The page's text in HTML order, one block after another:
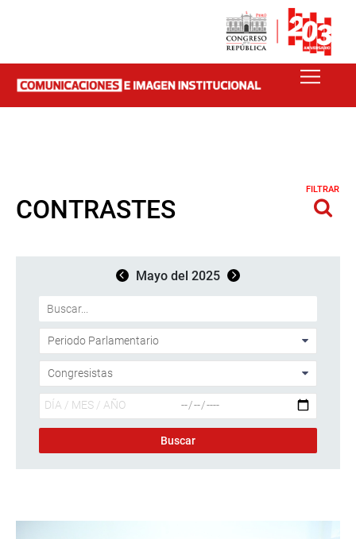
CONTRASTES
FILTRAR
Mayo del 2025